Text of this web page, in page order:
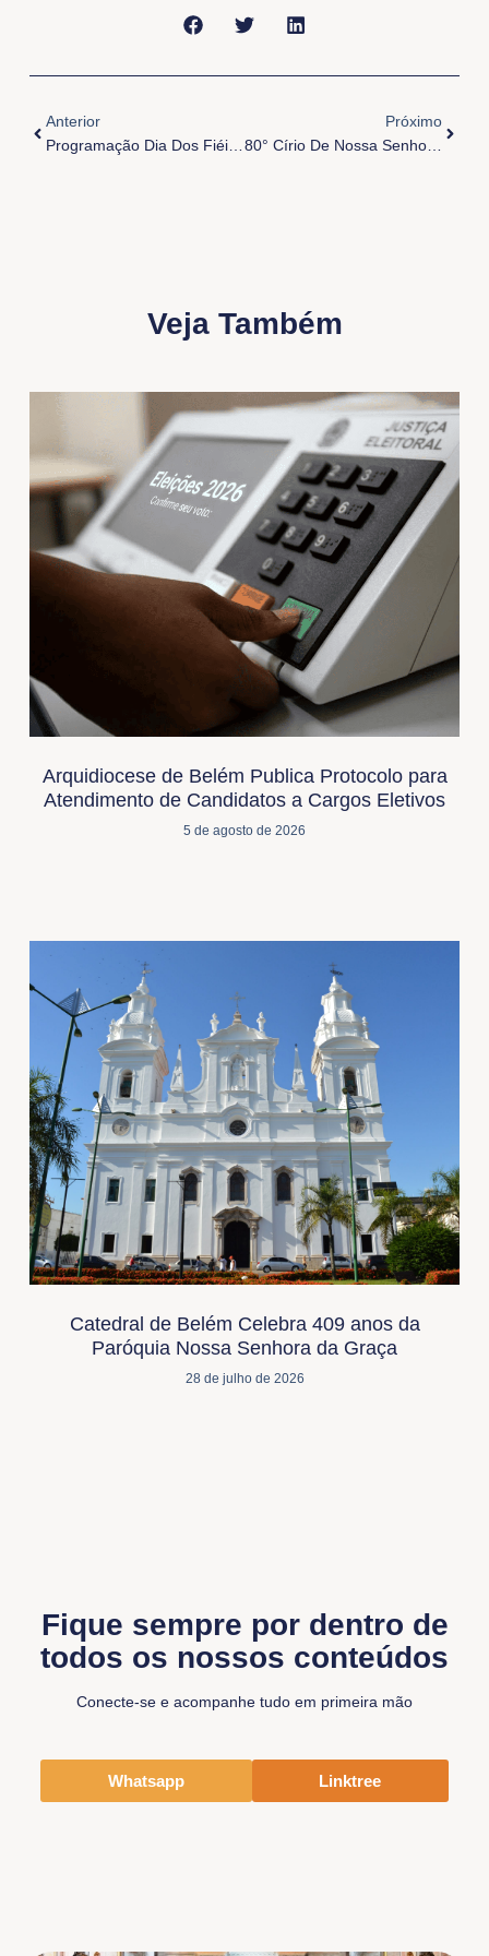
Anterior
Programação Dia Dos Fiéis Falecidos
Próximo
80° Círio De Nossa Senhora Das Graças -Ananindeua
Veja Também
Arquidiocese de Belém Publica Protocolo para
Atendimento de Candidatos a Cargos Eletivos
5 de agosto de 2026
Catedral de Belém Celebra 409 anos da
Paróquia Nossa Senhora da Graça
28 de julho de 2026
Fique sempre por dentro de
todos os nossos conteúdos
Conecte-se e acompanhe tudo em primeira mão
Whatsapp Linktree